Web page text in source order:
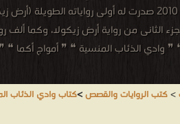
الرواية مع محاولتين روائيتين قصيرتين عام 2008 هما حسناء القطار
وادي الذئاب المنسية ❝ ❞ أمواج أكما ❝
>كتب الروايات والقصص>كتاب وادي الذئاب